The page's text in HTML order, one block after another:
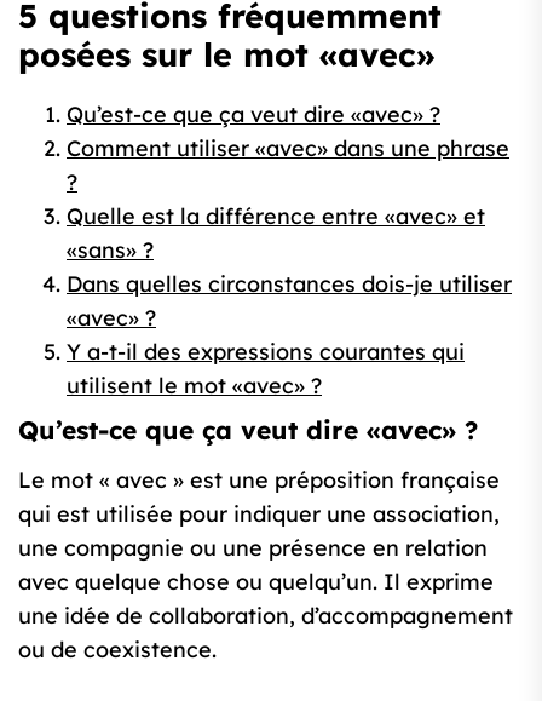
5 questions fréquemment
posées sur le mot «avec»
Qu’est-ce que ça veut dire «avec» ?
Comment utiliser «avec» dans une phrase
?
Quelle est la différence entre «avec» et
«sans» ?
Dans quelles circonstances dois-je utiliser
«avec» ?
Y a-t-il des expressions courantes qui
utilisent le mot «avec» ?
Qu’est-ce que ça veut dire «avec» ?
Le mot « avec » est une préposition française
qui est utilisée pour indiquer une association,
une compagnie ou une présence en relation
avec quelque chose ou quelqu’un. Il exprime
une idée de collaboration, d’accompagnement
ou de coexistence.